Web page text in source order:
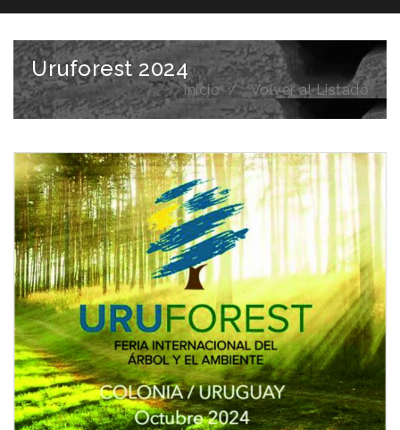
Uruforest 2024
Inicio Volver al Listado